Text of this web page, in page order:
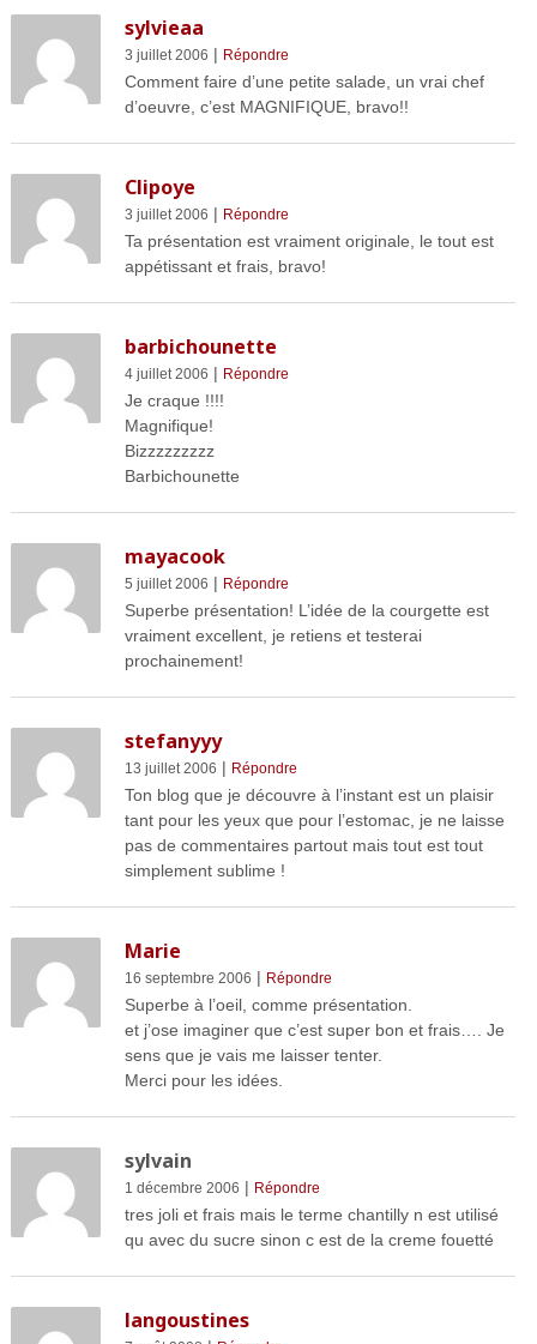
sylvieaa
3 juillet 2006 | Répondre
Comment faire d’une petite salade, un vrai chef
d’oeuvre, c’est MAGNIFIQUE, bravo!!
Clipoye
3 juillet 2006 | Répondre
Ta présentation est vraiment originale, le tout est
appétissant et frais, bravo!
barbichounette
4 juillet 2006 | Répondre
Je craque !!!!
Magnifique!
Bizzzzzzzzz
Barbichounette
mayacook
5 juillet 2006 | Répondre
Superbe présentation! L’idée de la courgette est
vraiment excellent, je retiens et testerai
prochainement!
stefanyyy
13 juillet 2006 | Répondre
Ton blog que je découvre à l’instant est un plaisir
tant pour les yeux que pour l’estomac, je ne laisse
pas de commentaires partout mais tout est tout
simplement sublime !
Marie
16 septembre 2006 | Répondre
Superbe à l’oeil, comme présentation.
et j’ose imaginer que c’est super bon et frais…. Je
sens que je vais me laisser tenter.
Merci pour les idées.
sylvain
1 décembre 2006 | Répondre
tres joli et frais mais le terme chantilly n est utilisé
qu avec du sucre sinon c est de la creme fouetté
langoustines